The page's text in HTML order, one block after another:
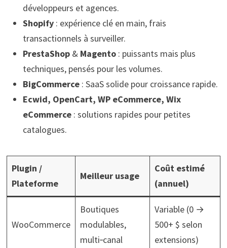
développeurs et agences.
Shopify: expérience clé en main, frais
transactionnels à surveiller.
PrestaShop& Magento: puissants mais plus
techniques, pensés pour les volumes.
BigCommerce: SaaS solide pour croissance rapide.
Ecwid, OpenCart, WP eCommerce, Wix
eCommerce: solutions rapides pour petites
catalogues.
Plugin /
Plateforme
Meilleur usage
Coût estimé
(annuel)
WooCommerce
Boutiques
modulables,
multi‑canal
Variable (0 →
500+ $ selon
extensions)